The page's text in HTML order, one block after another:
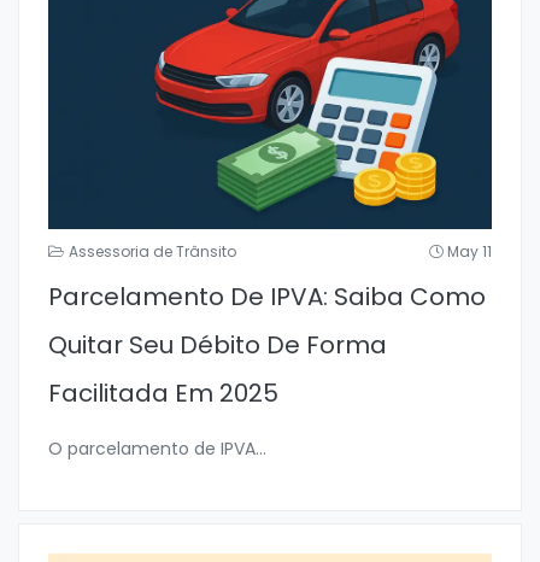
Assessoria de Trânsito May 11
Parcelamento De IPVA: Saiba Como
Quitar Seu Débito De Forma
Facilitada Em 2025
O parcelamento de IPVA...